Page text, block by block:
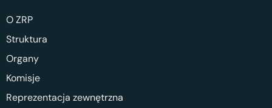
O ZRP
Struktura
Organy
Komisje
Reprezentacja zewnętrzna